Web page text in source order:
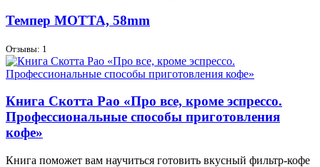
Темпер MOTTA, 58mm
Отзывы: 1
Книга Скотта Рао «Про все, кроме эспрессо.
Профессиональные способы приготовления
кофе»
Кни­га по­мо­жет вам на­учить­ся го­то­вить вкус­ный фильтр-ко­фе